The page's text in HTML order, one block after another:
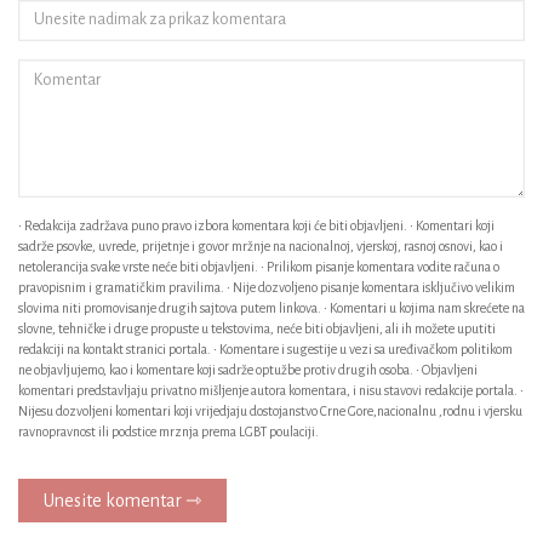
• Redakcija zadržava puno pravo izbora komentara koji će biti objavljeni. • Komentari koji
sadrže psovke, uvrede, prijetnje i govor mržnje na nacionalnoj, vjerskoj, rasnoj osnovi, kao i
netolerancija svake vrste neće biti objavljeni. • Prilikom pisanje komentara vodite računa o
pravopisnim i gramatičkim pravilima. • Nije dozvoljeno pisanje komentara isključivo velikim
slovima niti promovisanje drugih sajtova putem linkova. • Komentari u kojima nam skrećete na
slovne, tehničke i druge propuste u tekstovima, neće biti objavljeni, ali ih možete uputiti
redakciji na kontakt stranici portala. • Komentare i sugestije u vezi sa uređivačkom politikom
ne objavljujemo, kao i komentare koji sadrže optužbe protiv drugih osoba. • Objavljeni
komentari predstavljaju privatno mišljenje autora komentara, i nisu stavovi redakcije portala. •
Nijesu dozvoljeni komentari koji vrijedjaju dostojanstvo Crne Gore,nacionalnu ,rodnu i vjersku
ravnopravnost ili podstice mrznja prema LGBT poulaciji.
Unesite komentar ⇾